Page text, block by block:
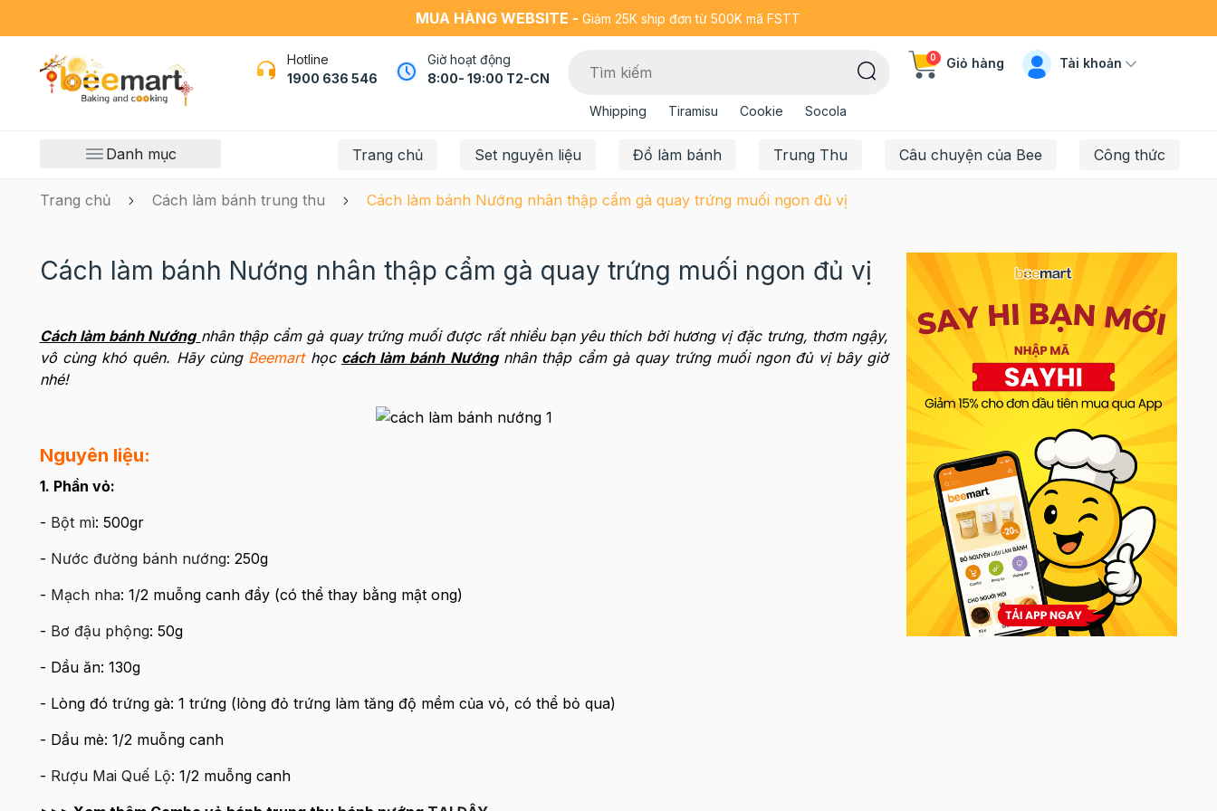
MUA HÀNG WEBSITE - Giảm 25K ship đơn từ 500K mã FSTT
Hotline
1900 636 546
Giờ hoạt động
8:00- 19:00 T2-CN
Whipping Tiramisu Cookie Socola
0 Giỏ hàng Tài khoản
Danh mục Trang chủ Set nguyên liệu Đồ làm bánh Trung Thu Câu chuyện của Bee Công thức
Trang chủ Cách làm bánh trung thu Cách làm bánh Nướng nhân thập cẩm gà quay trứng muối ngon đủ vị
Cách làm bánh Nướng nhân thập cẩm gà quay trứng muối ngon đủ vị
Cách làm bánh Nướng nhân thập cẩm gà quay trứng muối được rất nhiều bạn yêu thích bởi hương vị đặc trưng, thơm ngậy,
vô cùng khó quên. Hãy cùng Beemarthọc cách làm bánh Nướngnhân thập cẩm gà quay trứng muối ngon đủ vị bây giờ
nhé!
Nguyên liệu:
1. Phần vỏ:
- Bột mì: 500gr
- Nước đường bánh nướng: 250g
- Mạch nha: 1/2 muỗng canh đầy (có thể thay bằng mật ong)
- Bơ đậu phộng: 50g
- Dầu ăn: 130g
- Lòng đó trứng gà: 1 trứng (lòng đỏ trứng làm tăng độ mềm của vỏ, có thể bỏ qua)
- Dầu mè: 1/2 muỗng canh
- Rượu Mai Quế Lộ: 1/2 muỗng canh